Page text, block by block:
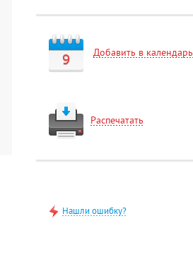
9 Добавить в календарь
Распечатать
Нашли ошибку?